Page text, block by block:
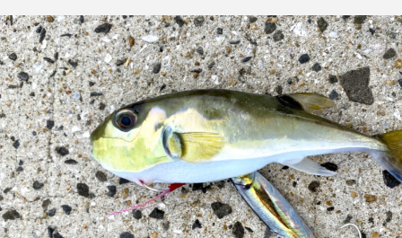
＜ツバメウオ＞は意外
と美味しい！ “でかい
鰭”が特徴的な魚を実
際に食べてみた
椎名まさ
と
＜なぜ釣り人は魚拓を
とるのか？＞ 魚拓が
もつ不思議な力──祖
父と子の魚拓からその
意味を問いなおす
清水む
み